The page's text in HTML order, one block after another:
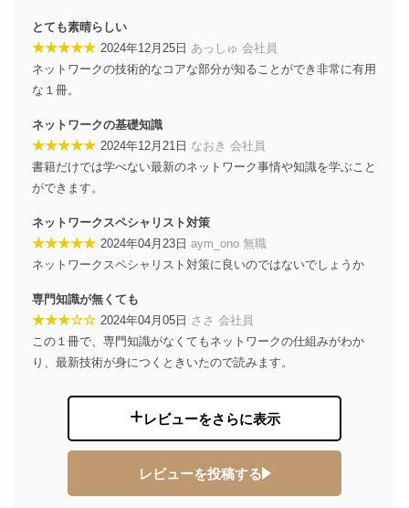
を送信する場合に、当該ファイルへのパスワード
を設定しています。
個人情報保護マネジメントシステムの継続的改善
じて、個人情報保護マネジメントシステムを継続的に改
善し、常に最良の状態を維持します。
苦情及び相談受付け窓口
ステムに関するご相談及び苦情については以下までご連
絡ください。
適切、かつ迅速に対応させていただきます。
株式会社富士山マガジンサービス 個人情報問い合わせ
係
FAX：03-5459-7073
e-mail：cs@fujisan.co.jp
改訂：2025年2月20日
制定：2005年4月1日
株式会社富士山マガジンサービス
代表取締役会長 西野 伸一郎
個人情報の取扱いについて
とても素晴らしい
★★★★★ 2024年12月25日 あっしゅ 会社員
ネットワークの技術的なコアな部分が知ることができ非常に有用
な１冊。
ネットワークの基礎知識
★★★★★ 2024年12月21日 なおき 会社員
書籍だけでは学べない最新のネットワーク事情や知識を学ぶこと
ができます。
ネットワークスペシャリスト対策
★★★★★ 2024年04月23日 aym_ono 無職
ネットワークスペシャリスト対策に良いのではないでしょうか
専門知識が無くても
★★★☆☆ 2024年04月05日 ささ 会社員
この１冊で、専門知識がなくてもネットワークの仕組みがわか
り、最新技術が身につくときいたので読みます。
レビューをさらに表示
レビューを投稿する